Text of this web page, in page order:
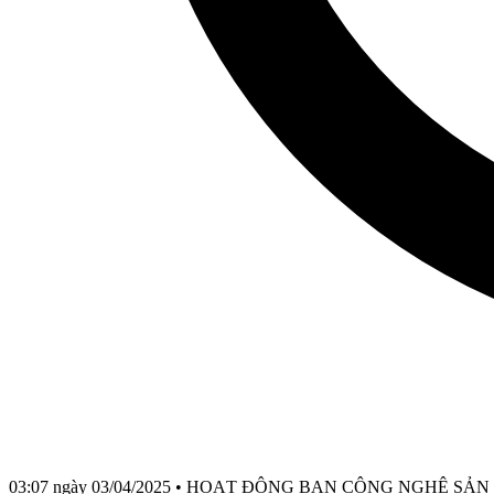
03:07 ngày 03/04/2025 • HOẠT ĐỘNG BAN CÔNG NGHỆ